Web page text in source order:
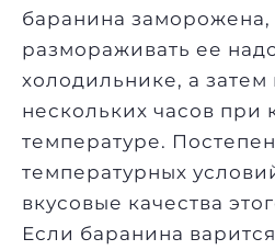
баранина заморожена,
размораживать ее
холодильнике, а затем
нескольких часов при
температуре.
температурных
вкусовые качества
Если баранина